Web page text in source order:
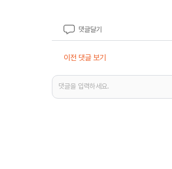
댓글달기
이전 댓글 보기
댓글을 입력하세요.